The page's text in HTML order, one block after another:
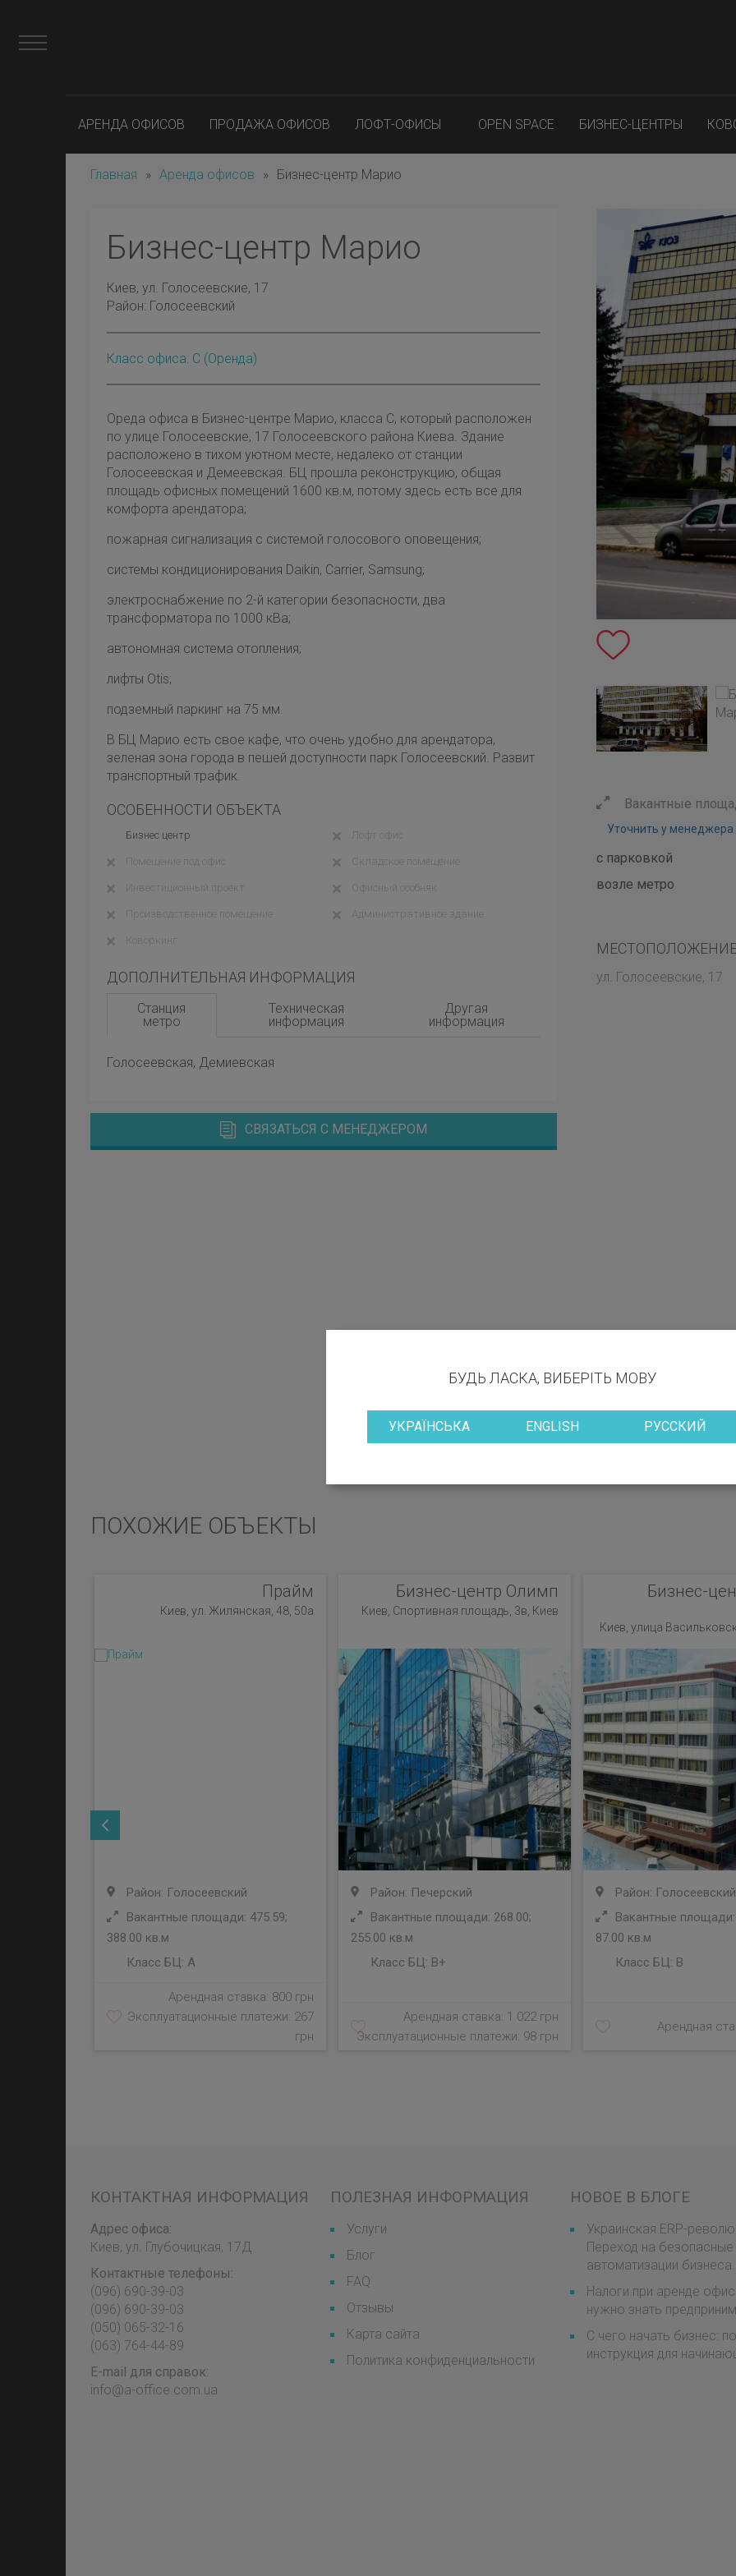
АРЕНДА ОФИСОВ ПРОДАЖА ОФИСОВ ЛОФТ-ОФИСЫ OPEN SPACE БИЗНЕС-ЦЕНТРЫ
Главная » Аренда офисов » Бизнес-центр Марио
Бизнес-центр Марио
Киев, ул. Голосеевские, 17
Район: Голосеевский
Класс офиса: C (оренда)
Ореда офиса в Бизнес-центре Марио, класса С, который расположен
по улице Голосеевские, 17 Голосеевского района Киева. Здание
расположено в тихом уютном месте, недалеко от станции
Голосеевская и Демеевская. БЦ прошла реконструкцию, общая
площадь офисных помещений 1600 кв.м, потому здесь есть все для
комфорта арендатора;
пожарная сигнализация с системой голосового оповещения;
системы кондиционирования Daikin, Carrier, Samsung;
электроснабжение по 2-й категории безопасности, два
трансформатора по 1000 кВа;
автономная система отопления;
лифты Оtis;
подземный паркинг на 75 мм.
В БЦ Марио есть свое кафе, что очень удобно для арендатора,
зеленая зона города в пешей доступности парк Голосеевский. Развит
транспортный трафик.
ОСОБЕННОСТИ ОБЪЕКТА
Бизнес центр Лофт офис
Помещение под офис Складское помещение
Инвестиционный проект Офисный особняк
Производственное помещение Административное здание
Коворкинг
ДОПОЛНИТЕЛЬНАЯ ИНФОРМАЦИЯ
Станция
метро
Техническая
информация
Другая
информация
Голосеевская, Демиевская
СВЯЗАТЬСЯ С МЕНЕДЖЕРОМ
Вакантные
Уточнить у менеджера
с парковкой
возле метро
ул. Голосеевские, 17
ПОХОЖИЕ ОБЪЕКТЫ
Прайм
Киев, ул. Жилянская, 48, 50а
Район: Голосеевский
Вакантные площади: 475.59;
388.00 кв.м
Класс БЦ: A
Арендная ставка: 800 грн
Эксплуатационные платежи: 267
грн
Бизнес-центр Олимп
Киев, Спортивная площадь, 3в, Киев
Район: Печерский
Вакантные площади: 268.00;
255.00 кв.м
Класс БЦ: B+
Арендная ставка: 1 022 грн
Эксплуатационные платежи: 98 грн
Бизнес-
Киев, улица
Район: Голосеевский
Вакантные площади:
87.00 кв.м
Класс БЦ: B
Арендная
КОНТАКТНАЯ ИНФОРМАЦИЯ
Адрес офиса:
Киев, ул. Глубочицкая, 17Д
Контактные телефоны:
(096) 690-39-03
‎(096) 690-39-03
‎(050) 065-32-16
‎(063) 764-44-89
E-mail для справок:
info@a-office.com.ua
ПОЛЕЗНАЯ ИНФОРМАЦИЯ
Услуги
Блог
FAQ
Отзывы
Карта сайта
Политика конфиденциальности
НОВОЕ В БЛОГЕ
Украинская ERP-
Переход на
автоматизации бизнеса
Налоги при аренде
нужно знать
С чего начать бизнес:
инструкция для
БУДЬ ЛАСКА, ВИБЕРІТЬ МОВУ
УКРАЇНСЬКА ENGLISH РУССКИЙ